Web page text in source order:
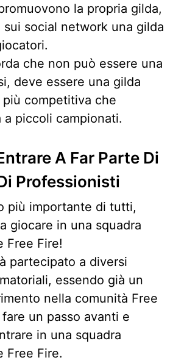
la propria gilda,
social network una gilda
che non può essere una
deve essere una gilda
competitiva che
a piccoli campionati.
A Far Parte Di
Professionisti
più importante di tutti,
giocare in una squadra
Free Fire!
partecipato a diversi
essendo già un
nella comunità Free
un passo avanti e
in una squadra
Free Fire.